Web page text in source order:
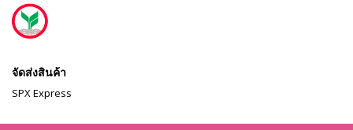
จัดส่งสินค้า
SPX Express